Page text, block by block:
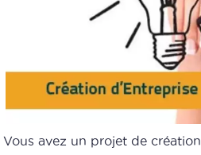
Vous avez un projet de